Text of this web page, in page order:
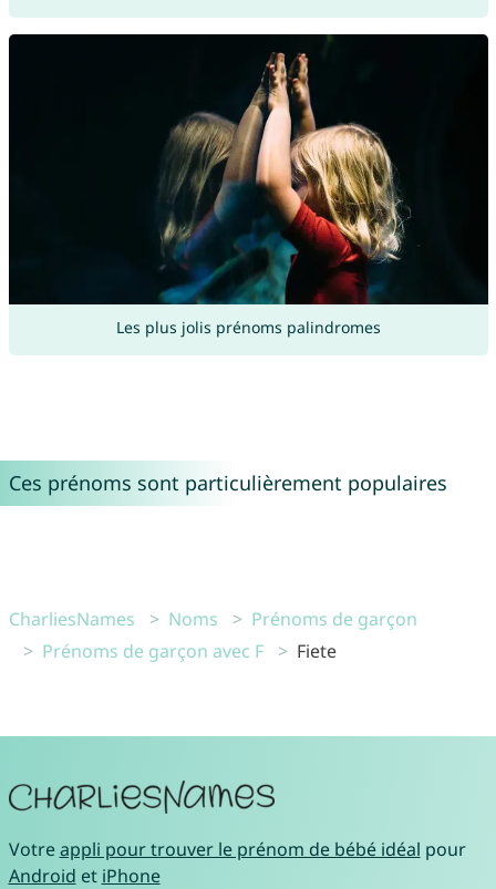
Les plus jolis prénoms palindromes
Ces prénoms sont particulièrement populaires
CharliesNames Noms
Prénoms de garçon
Prénoms de garçon avec F
Fiete
Votreappli pour trouver le prénom de bébé idéal pour
Android et iPhone